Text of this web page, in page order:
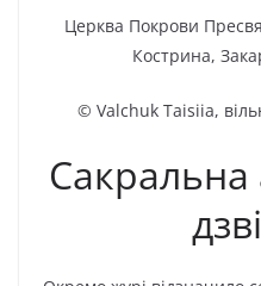
Церква Покрови
Кострина,
© Valchuk Taisiia,
Сакральна